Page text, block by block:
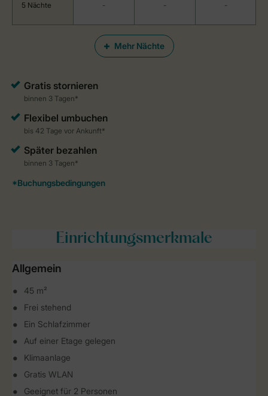
Mehr Nächte
5 Nächte - - -
Einrichtungsmerkmale
Allgemein
45 m²
Frei stehend
Ein Schlafzimmer
Auf einer Etage gelegen
Klimaanlage
Gratis WLAN
Geeignet für 2 Personen